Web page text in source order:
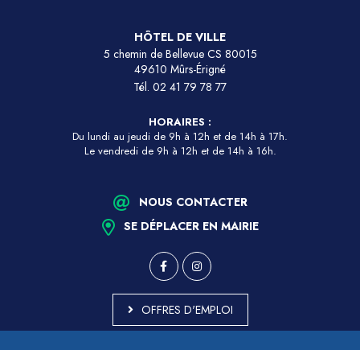
HÔTEL DE VILLE
5 chemin de Bellevue CS 80015
49610 Mûrs-Érigné
Tél. 02 41 79 78 77
HORAIRES :
Du lundi au jeudi de 9h à 12h et de 14h à 17h.
Le vendredi de 9h à 12h et de 14h à 16h.
NOUS CONTACTER
SE DÉPLACER EN MAIRIE
OFFRES D'EMPLOI